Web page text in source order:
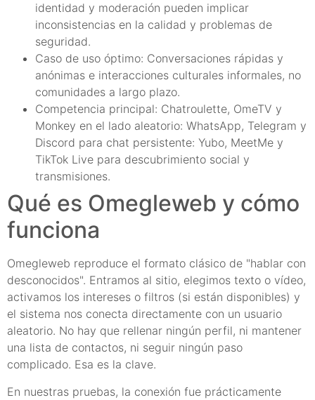
identidad y moderación pueden implicar
inconsistencias en la calidad y problemas de
seguridad.
Caso de uso óptimo: Conversaciones rápidas y
anónimas e interacciones culturales informales, no
comunidades a largo plazo.
Competencia principal: Chatroulette, OmeTV y
Monkey en el lado aleatorio: WhatsApp, Telegram y
Discord para chat persistente: Yubo, MeetMe y
TikTok Live para descubrimiento social y
transmisiones.
Qué es Omegleweb y cómo
funciona
Omegleweb reproduce el formato clásico de "hablar con
desconocidos". Entramos al sitio, elegimos texto o vídeo,
activamos los intereses o filtros (si están disponibles) y
el sistema nos conecta directamente con un usuario
aleatorio. No hay que rellenar ningún perfil, ni mantener
una lista de contactos, ni seguir ningún paso
complicado. Esa es la clave.
En nuestras pruebas, la conexión fue prácticamente